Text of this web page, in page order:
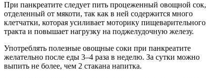
При панкреатите следует пить процеженный овощной сок,
отделенный от мякоти, так как в ней содержится много
клетчатки, которая усиливает моторику пищеварительного
тракта и повышает нагрузку на поджелудочную железу.
Употреблять полезные овощные соки при панкреатите
желательно после еды 3–4 раза в неделю. За сутки можно
выпить не более, чем 2 стакана напитка.